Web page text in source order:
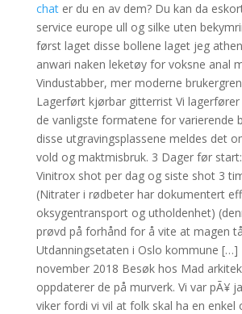
chater du en av dem? Du kan da
service europe ull og silke uten
først laget disse bollene laget jeg
anwari naken leketøy for voksne anal
Vindustabber, mer moderne
Lagerført kjørbar gitterrist Vi
de vanligste formatene for varierende
disse utgravingsplassene meldes det
vold og maktmisbruk. 3 Dager før
Vinitrox shot per dag og siste shot 3
(Nitrater i rødbeter har dokumentert
oksygentransport og utholdenhet)
prøvd på forhånd for å vite at magen
Utdanningsetaten i Oslo kommune […]
november 2018 Besøk hos Mad
oppdaterer de på murverk. Vi var pÃ¥
viker fordi vi vil at folk skal ha en enkel